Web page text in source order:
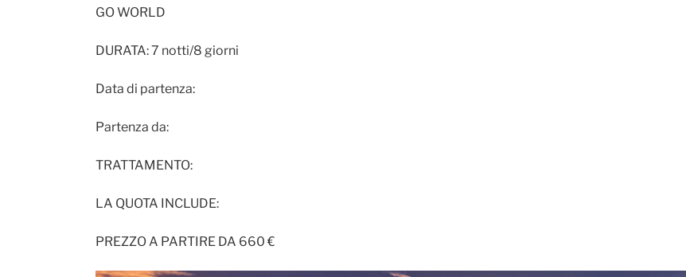
GO WORLD
DURATA: 7 notti/8 giorni
Data di partenza:
Partenza da:
TRATTAMENTO:
LA QUOTA INCLUDE:
PREZZO A PARTIRE DA 660 €